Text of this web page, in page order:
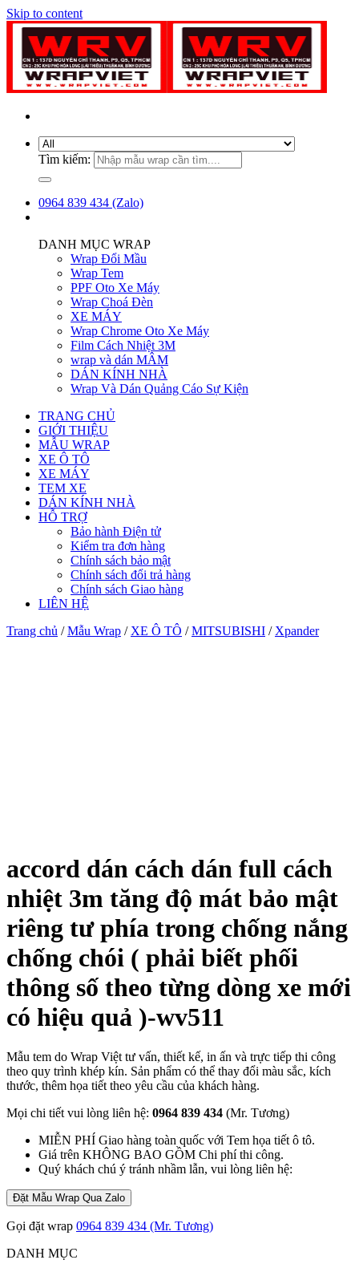
Skip to content
Tìm kiếm:
0964 839 434 (Zalo)
DANH MỤC WRAP
Wrap Đổi Mầu
Wrap Tem
PPF Oto Xe Máy
Wrap Choá Đèn
XE MÁY
Wrap Chrome Oto Xe Máy
Film Cách Nhiệt 3M
wrap và dán MÂM
DÁN KÍNH NHÀ
Wrap Và Dán Quảng Cáo Sự Kiện
TRANG CHỦ
GIỚI THIỆU
MẪU WRAP
XE Ô TÔ
XE MÁY
TEM XE
DÁN KÍNH NHÀ
HỖ TRỢ
Bảo hành Điện tử
Kiểm tra đơn hàng
Chính sách bảo mật
Chính sách đổi trả hàng
Chính sách Giao hàng
LIÊN HỆ
Trang chủ / Mẫu Wrap / XE Ô TÔ / MITSUBISHI / Xpander
accord dán cách dán full cách
nhiệt 3m tăng độ mát bảo mật
riêng tư phía trong chống nắng
chống chói ( phải biết phối
thông số theo từng dòng xe mới
có hiệu quả )-wv511
Mẫu tem do Wrap Việt tư vấn, thiết kế, in ấn và trực tiếp thi công
theo quy trình khép kín. Sản phẩm có thể thay đổi màu sắc, kích
thước, thêm họa tiết theo yêu cầu của khách hàng.
Mọi chi tiết vui lòng liên hệ: 0964 839 434 (Mr. Tương)
MIỄN PHÍ Giao hàng toàn quốc với Tem họa tiết ô tô.
Giá trên KHÔNG BAO GỒM Chi phí thi công.
Quý khách chú ý tránh nhầm lẫn, vui lòng liên hệ:
Đặt Mẫu Wrap Qua Zalo
Gọi đặt wrap 0964 839 434 (Mr. Tương)
DANH MỤC